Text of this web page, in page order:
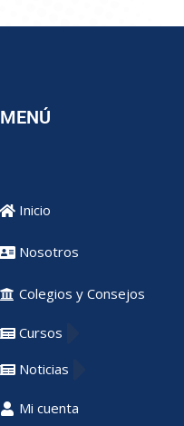
MENÚ
Inicio
Nosotros
Colegios y Consejos
Cursos
Noticias
Mi cuenta